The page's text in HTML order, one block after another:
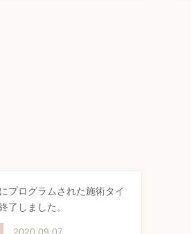
プログラムされた施術タイ
了しました。
2020.09.07